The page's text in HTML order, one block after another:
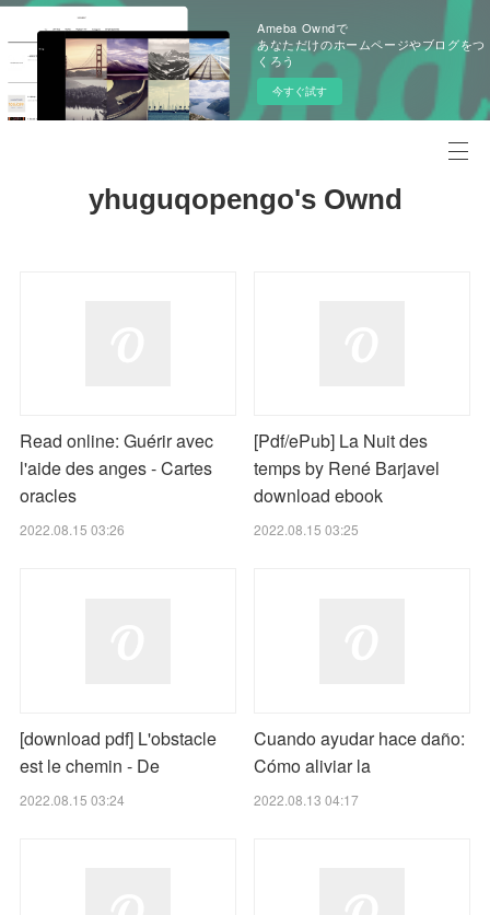
Ameba Owndで
あなただけのホームページやブログをつ
くろう
今すぐ試す
yhuguqopengo's Ownd
Read online: Guérir avec
l'aide des anges - Cartes
oracles
2022.08.15 03:26
[Pdf/ePub] La Nuit des
temps by René Barjavel
download ebook
2022.08.15 03:25
[download pdf] L'obstacle
est le chemin - De
2022.08.15 03:24
Cuando ayudar hace daño:
Cómo aliviar la
2022.08.13 04:17